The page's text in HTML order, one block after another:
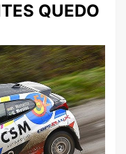
QUEDO